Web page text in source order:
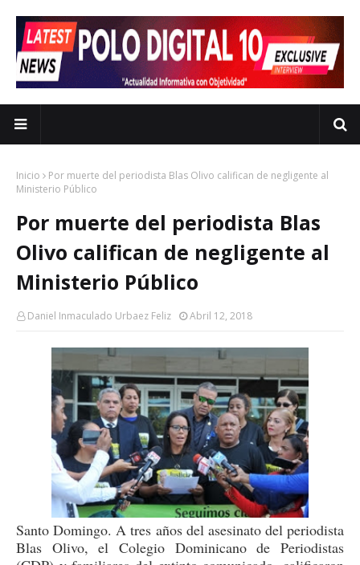
Inicio
Por muerte del periodista Blas Olivo califican de negligente al
Ministerio Público
Por muerte del periodista Blas
Olivo califican de negligente al
Ministerio Público
Daniel Inmaculado Urbaez Feliz Abril 12, 2018
Santo Domingo. A tres años del asesinato del periodista
Blas Olivo, el Colegio Dominicano de Periodistas